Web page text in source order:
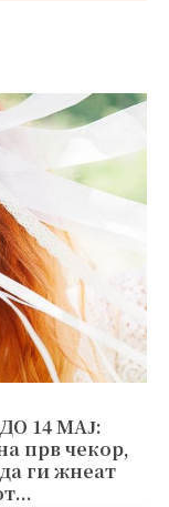
14 МАЈ:
прв чекор,
ги жнеат